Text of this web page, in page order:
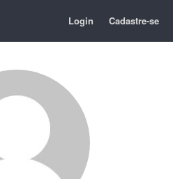
Login Cadastre-se